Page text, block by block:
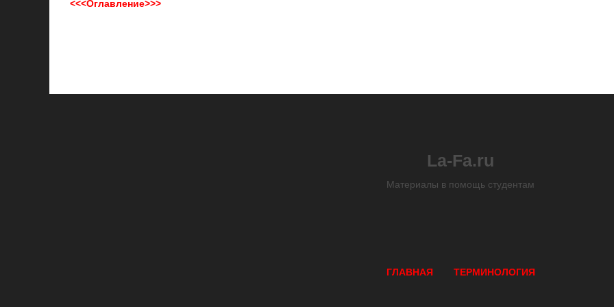
<<<Оглавление>>>
La-Fa.ru
Материалы в помощь студентам
ГЛАВНАЯ ТЕРМИНОЛОГИЯ